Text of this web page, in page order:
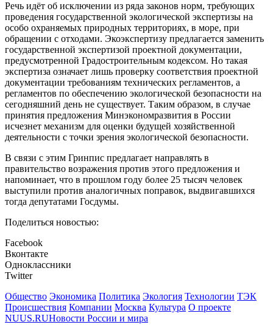
Речь идёт об исключении из ряда законов норм, требующих
проведения государственной экологической экспертизы на
особо охраняемых природных территориях, в море, при
обращении с отходами. Экоэкспертизу предлагается заменить
государственной экспертизой проектной документации,
предусмотренной Градостроительным кодексом. Но такая
экспертиза означает лишь проверку соответствия проектной
документации требованиям технических регламентов, а
регламентов по обеспечению экологической безопасности на
сегодняшний день не существует. Таким образом, в случае
принятия предложения Минэкономразвития в России
исчезнет механизм для оценки будущей хозяйственной
деятельности с точки зрения экологической безопасности.
В связи с этим Гринпис предлагает направлять в
правительство возражения против этого предложения и
напоминает, что в прошлом году более 25 тысяч человек
выступили против аналогичных поправок, выдвигавшихся
тогда депутатами Госдумы.
Поделиться новостью:
Facebook
Вконтакте
Одноклассники
Twitter
Общество Экономика Политика Экология Технологии ТЭК
Происшествия Компании Москва Культура О проекте
NUUS.RUНовости России и мира